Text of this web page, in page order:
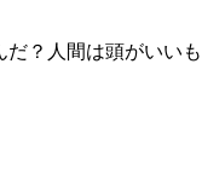
？人間は頭がいい